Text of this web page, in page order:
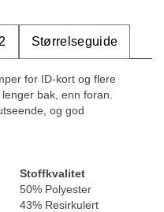
Størrelseguide
for ID-kort og flere
bak, enn foran.
og god
Stoffkvalitet
50% Polyester
43% Resirkulert